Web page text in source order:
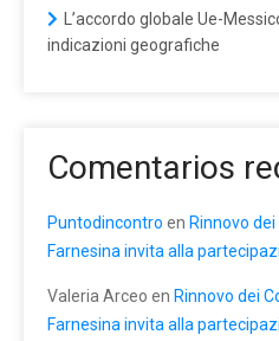
L’accordo globale Ue-
indicazioni geografiche
Comentarios
Puntodincontro en Rinnovo
Farnesina invita alla
Valeria Arceo en Rinnovo dei
Farnesina invita alla